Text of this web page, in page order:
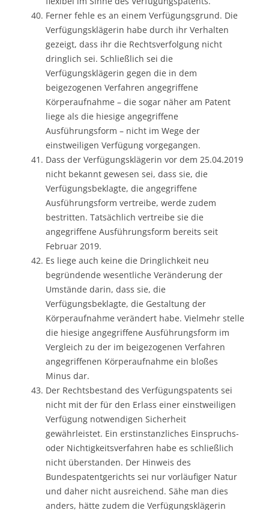
Ferner fehle es an einem Verfügungsgrund. Die
Verfügungsklägerin habe durch ihr Verhalten
gezeigt, dass ihr die Rechtsverfolgung nicht
dringlich sei. Schließlich sei die
Verfügungsklägerin gegen die in dem
beigezogenen Verfahren angegriffene
Körperaufnahme – die sogar näher am Patent
liege als die hiesige angegriffene
Ausführungsform – nicht im Wege der
einstweiligen Verfügung vorgegangen.
Dass der Verfügungsklägerin vor dem 25.04.2019
nicht bekannt gewesen sei, dass sie, die
Verfügungsbeklagte, die angegriffene
Ausführungsform vertreibe, werde zudem
bestritten. Tatsächlich vertreibe sie die
angegriffene Ausführungsform bereits seit
Februar 2019.
Es liege auch keine die Dringlichkeit neu
begründende wesentliche Veränderung der
Umstände darin, dass sie, die
Verfügungsbeklagte, die Gestaltung der
Körperaufnahme verändert habe. Vielmehr stelle
die hiesige angegriffene Ausführungsform im
Vergleich zu der im beigezogenen Verfahren
angegriffenen Körperaufnahme ein bloßes
Minus dar.
Der Rechtsbestand des Verfügungspatents sei
nicht mit der für den Erlass einer einstweiligen
Verfügung notwendigen Sicherheit
gewährleistet. Ein erstinstanzliches Einspruchs-
oder Nichtigkeitsverfahren habe es schließlich
nicht überstanden. Der Hinweis des
Bundespatentgerichts sei nur vorläufiger Natur
und daher nicht ausreichend. Sähe man dies
anders, hätte zudem die Verfügungsklägerin